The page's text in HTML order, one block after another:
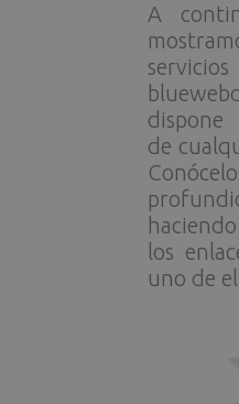
A
de
los
uno de